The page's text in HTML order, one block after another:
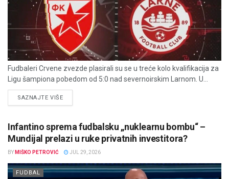
Fudbaleri Crvene zvezde plasirali su se u treće kolo kvalifikacija za
Ligu šampiona pobedom od 5:0 nad severnoirskim Larnom. U...
SAZNAJTE VIŠEDETAILS
Infantino sprema fudbalsku „nuklearnu bombu“ –
Mundijal prelazi u ruke privatnih investitora?
BY MIŠKO PETROVIĆ JUL 29, 2026
FUDBAL